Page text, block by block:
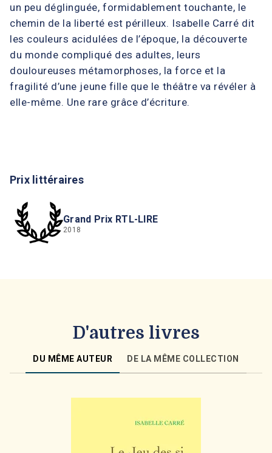
un peu déglinguée, formidablement touchante, le
chemin de la liberté est périlleux. Isabelle Carré dit
les couleurs acidulées de l’époque, la découverte
du monde compliqué des adultes, leurs
douloureuses métamorphoses, la force et la
fragilité d’une jeune fille que le théâtre va révéler à
elle-même. Une rare grâce d’écriture.
Prix littéraires
Grand Prix RTL-LIRE
2018
D'autres livres
DU MÊME AUTEUR DE LA MÊME COLLECTION